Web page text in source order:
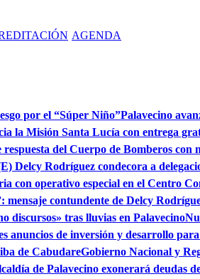
AGENDA
por el “Súper Niño”Palavecino
la Misión Santa Lucía con entrega
del Cuerpo de Bomberos con
Delcy Rodríguez condecora a
con operativo especial en el Centro
mensaje contundente de Delcy
discursos» tras lluvias en Palavecino
anuncios de inversión y desarrollo
de CabudareGobierno Nacional y
de Palavecino exonerará deudas